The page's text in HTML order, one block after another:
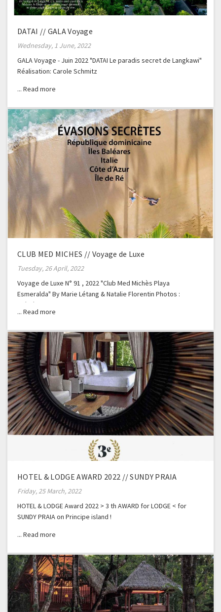
DATAI // GALA Voyage
Wednesday, 1 June, 2022
GALA Voyage - Juin 2022 "DATAI Le paradis secret de Langkawi"
Réalisation: Carole Schmitz
CLUB MED MICHES // Voyage de Luxe
Tuesday, 26 April, 2022
Voyage de Luxe N° 91 , 2022 "Club Med Michès Playa
Esmeralda" By Marie Létang & Natalie Florentin Photos :
Frédéric Ducout
HOTEL & LODGE AWARD 2022 // SUNDY PRAIA
Friday, 25 March, 2022
HOTEL & LODGE Award 2022 > 3 th AWARD for LODGE < for
SUNDY PRAIA on Principe island !